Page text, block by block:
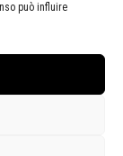
può influire